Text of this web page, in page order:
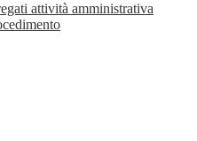
attività amministrativa